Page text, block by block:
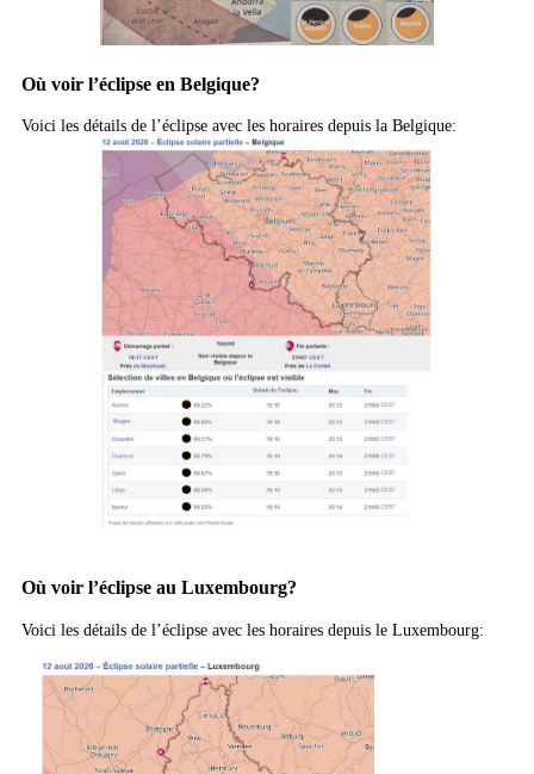
Où voir l’éclipse en Belgique?
Voici les détails de l’éclipse avec les horaires depuis la Belgique:
Où voir l’éclipse au Luxembourg?
Voici les détails de l’éclipse avec les horaires depuis le Luxembourg: